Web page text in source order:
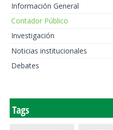
Información General
Contador Público
Investigación
Noticias institucionales
Debates
Tags